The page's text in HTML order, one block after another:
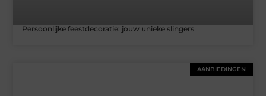
Persoonlijke feestdecoratie: jouw unieke slingers
AANBIEDINGEN